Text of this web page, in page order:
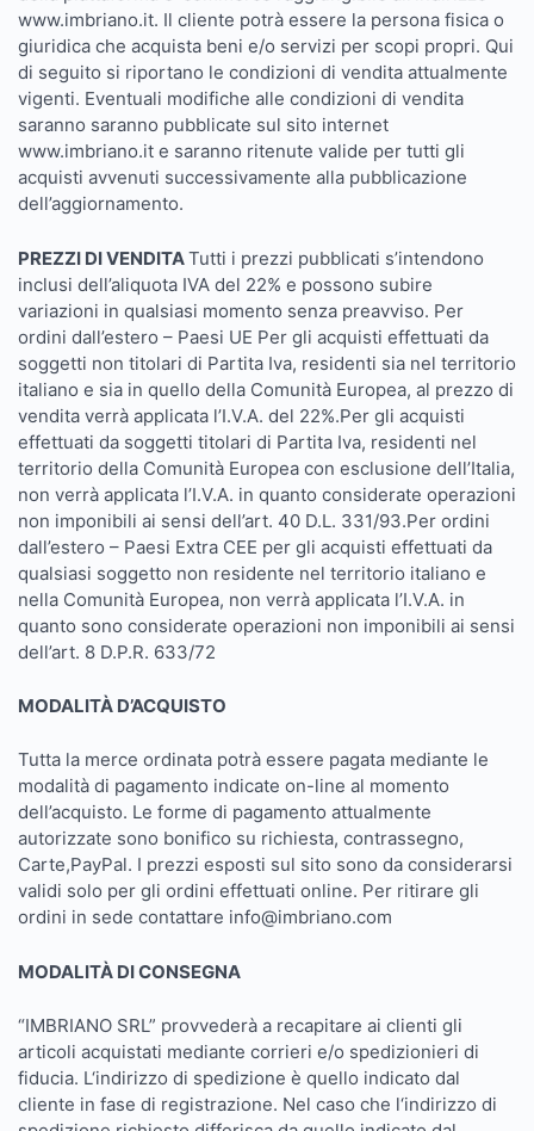
www.imbriano.it. Il cliente potrà essere la persona fisica o
giuridica che acquista beni e/o servizi per scopi propri. Qui
di seguito si riportano le condizioni di vendita attualmente
vigenti. Eventuali modifiche alle condizioni di vendita
saranno saranno pubblicate sul sito internet
www.imbriano.it e saranno ritenute valide per tutti gli
acquisti avvenuti successivamente alla pubblicazione
dell’aggiornamento.
PREZZI DI VENDITATutti i prezzi pubblicati s’intendono
inclusi dell’aliquota IVA del 22% e possono subire
variazioni in qualsiasi momento senza preavviso. Per
ordini dall’estero – Paesi UE Per gli acquisti effettuati da
soggetti non titolari di Partita Iva, residenti sia nel territorio
italiano e sia in quello della Comunità Europea, al prezzo di
vendita verrà applicata l’I.V.A. del 22%.Per gli acquisti
effettuati da soggetti titolari di Partita Iva, residenti nel
territorio della Comunità Europea con esclusione dell’Italia,
non verrà applicata l’I.V.A. in quanto considerate operazioni
non imponibili ai sensi dell’art. 40 D.L. 331/93.Per ordini
dall’estero – Paesi Extra CEE per gli acquisti effettuati da
qualsiasi soggetto non residente nel territorio italiano e
nella Comunità Europea, non verrà applicata l’I.V.A. in
quanto sono considerate operazioni non imponibili ai sensi
dell’art. 8 D.P.R. 633/72
MODALITÀ D’ACQUISTO
Tutta la merce ordinata potrà essere pagata mediante le
modalità di pagamento indicate on-line al momento
dell’acquisto. Le forme di pagamento attualmente
autorizzate sono bonifico su richiesta, contrassegno,
Carte,PayPal. I prezzi esposti sul sito sono da considerarsi
validi solo per gli ordini effettuati online. Per ritirare gli
ordini in sede contattare info@imbriano.com
MODALITÀ DI CONSEGNA
“IMBRIANO SRL” provvederà a recapitare ai clienti gli
articoli acquistati mediante corrieri e/o spedizionieri di
fiducia. L‘indirizzo di spedizione è quello indicato dal
cliente in fase di registrazione. Nel caso che l‘indirizzo di